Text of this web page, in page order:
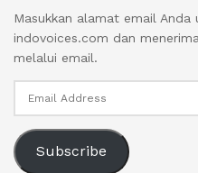
Masukkan alamat email Anda
indovoices.com dan
melalui email.
Subscribe